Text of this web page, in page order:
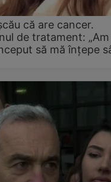
că are cancer.
de tratament:
să mă înțepe